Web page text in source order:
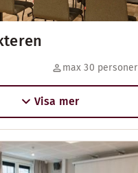
max 30 personer
Visa mer